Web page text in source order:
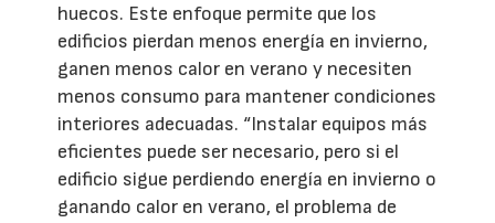
huecos. Este enfoque permite que los
edificios pierdan menos energía en invierno,
ganen menos calor en verano y necesiten
menos consumo para mantener condiciones
interiores adecuadas. “Instalar equipos más
eficientes puede ser necesario, pero si el
edificio sigue perdiendo energía en invierno o
ganando calor en verano, el problema de